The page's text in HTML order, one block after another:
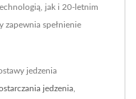
jak i 20-letnim
zapewnia spełnienie
jedzenia
jedzenia